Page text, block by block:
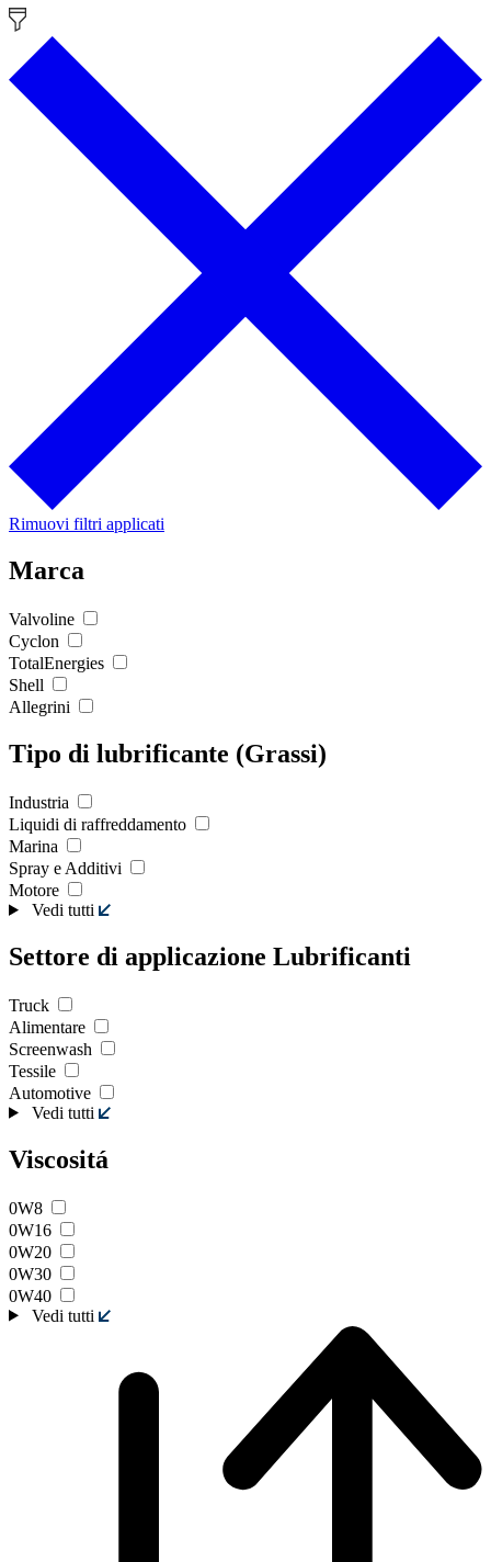
Rimuovi filtri applicati
Marca
Valvoline
Cyclon
TotalEnergies
Shell
Allegrini
Tipo di lubrificante (Grassi)
Industria
Liquidi di raffreddamento
Marina
Spray e Additivi
Motore
Vedi tutti
Settore di applicazione Lubrificanti
Truck
Alimentare
Screenwash
Tessile
Automotive
Vedi tutti
Viscositá
0W8
0W16
0W20
0W30
0W40
Vedi tutti